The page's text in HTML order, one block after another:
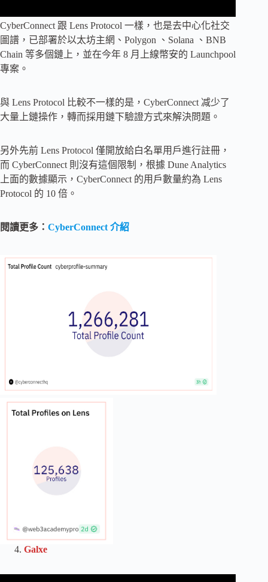
CyberConnect 跟 Lens Protocol 一樣，也是去中心化社交
圖譜，已部署於以太坊主網、Polygon 、Solana 、BNB
Chain 等多個鏈上，並在今年 8 月上線幣安的 Launchpool
專案。
與 Lens Protocol 比較不一樣的是，CyberConnect 减少了
大量上鏈操作，轉而採用鏈下驗證方式來解決問題。
另外先前 Lens Protocol 僅開放給白名單用戶進行註冊，
而 CyberConnect 則沒有這個限制，根據 Dune Analytics
上面的數據顯示，CyberConnect 的用戶數量約為 Lens
Protocol 的 10 倍。
閱讀更多： CyberConnect 介紹
Galxe